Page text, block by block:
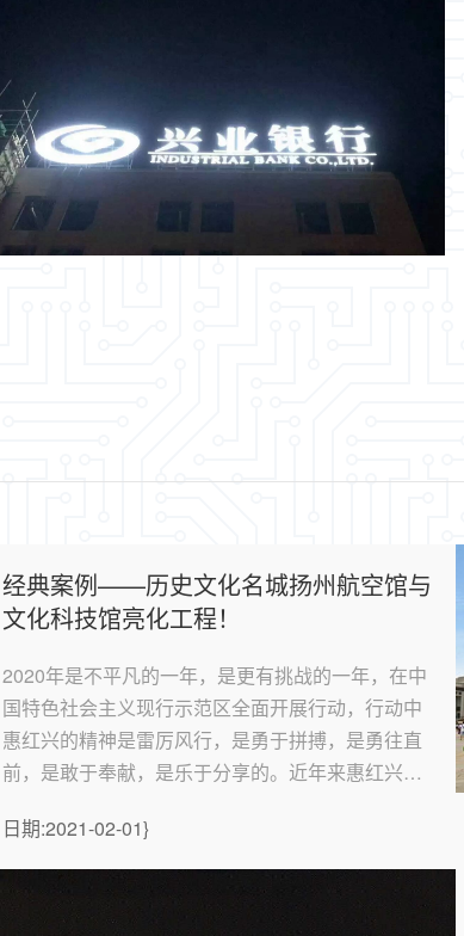
经典案例——历史文化名城扬州航空馆与
文化科技馆亮化工程！
2020年是不平凡的一年，是更有挑战的一年，在中
国特色社会主义现行示范区全面开展行动，行动中
惠红兴的精神是雷厉风行，是勇于拼搏，是勇往直
前，是敢于奉献，是乐于分享的。近年来惠红兴利
力东部崛起，建设现代化经济体系，为国家发展大
局贡献力量，为国家建设增添更强动力。回忆：惠
日期:2021-02-01}